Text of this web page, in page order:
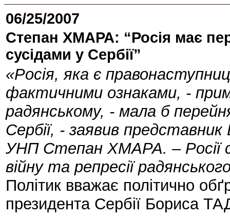
06/25/2007
Степан ХМАРА: “Росія має
сусідами у Сербії”
«Росія, яка є
фактичними ознаками, -
радянському, - мала б
Сербії, - заявив представник
УНП Степан ХМАРА. – Росії
війну та репресії
Політик вважає політично
президента Сербії Бориса